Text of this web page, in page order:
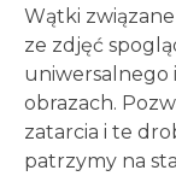
Wątki
ze zdjęć
uniwersalnego
obrazach.
zatarcia i te
patrzymy na